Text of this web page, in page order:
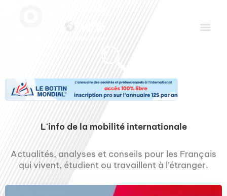
L'info de la mobilité internationale
Actualités, analyses et conseils pour les Français
qui vivent, étudient ou travaillent à l’étranger.